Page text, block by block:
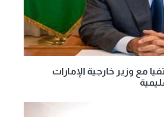
مع وزير خارجية الإمارات